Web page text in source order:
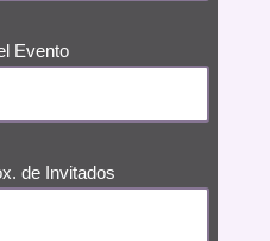
Evento
de Invitados